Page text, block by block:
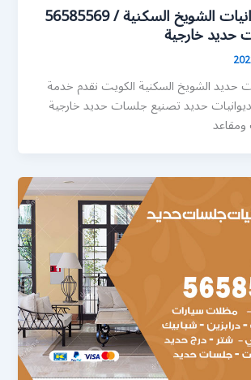
رقم حداد ديوانيات الشويخ السكنية / 56585569
خارجية
حديد الشويخ السكنية الكويت نقدم خدمة
حديد تصنيع جلسات حديد خارجية